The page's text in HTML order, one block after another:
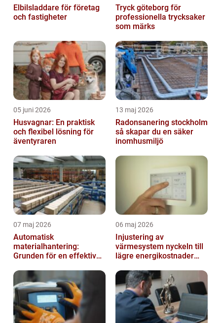
Elbilsladdare för företag
och fastigheter
Tryck göteborg för
professionella trycksaker
som märks
05 juni 2026
Husvagnar: En praktisk
och flexibel lösning för
äventyraren
13 maj 2026
Radonsanering stockholm
så skapar du en säker
inomhusmiljö
07 maj 2026
Automatisk
materialhantering:
Grunden för en effektiv
06 maj 2026
Injustering av
värmesystem nyckeln till
lägre energikostnader
inomhusklimat